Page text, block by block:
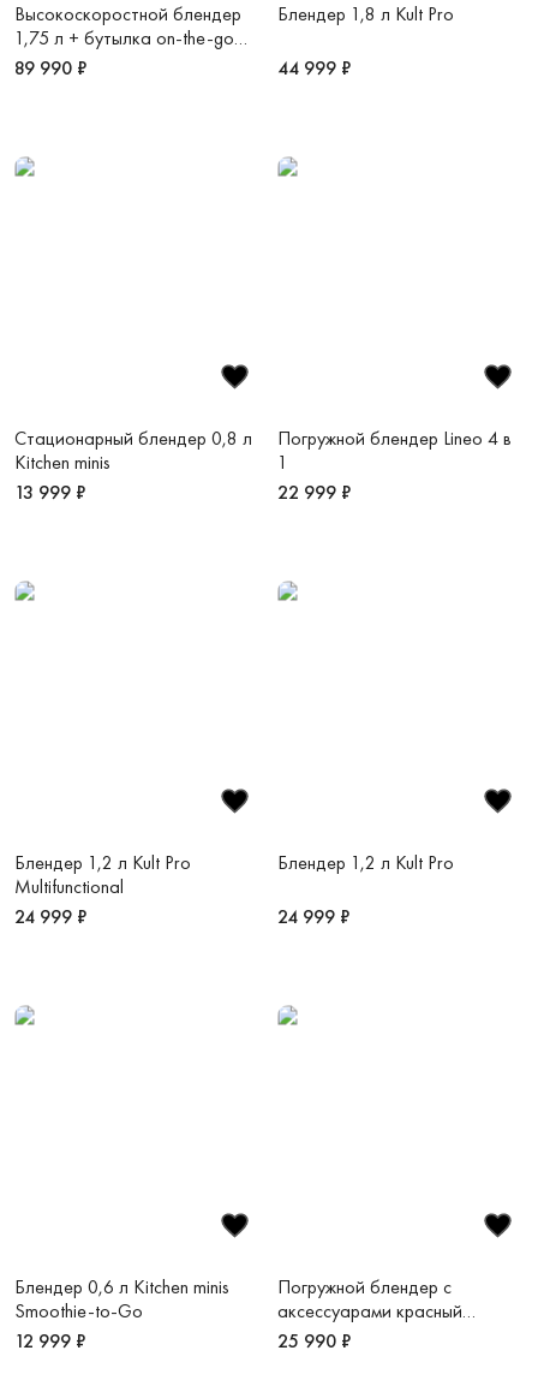
Высокоскоростной блендер
1,75 л + бутылка on-the-go
0,6 л Master
89 990 ₽
Блендер 1,8 л Kult Pro
44 999 ₽
Стационарный блендер 0,8 л
Kitchen minis
13 999 ₽
Погружной блендер Lineo 4 в
1
22 999 ₽
Блендер 1,2 л Kult Pro
Multifunctional
24 999 ₽
Блендер 1,2 л Kult Pro
24 999 ₽
Блендер 0,6 л Kitchen minis
Smoothie-to-Go
12 999 ₽
Погружной блендер с
аксессуарами красный
KitchenAid
25 990 ₽